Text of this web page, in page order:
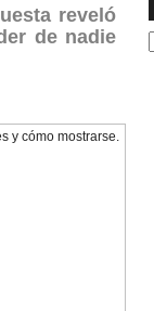
reveló
de nadie